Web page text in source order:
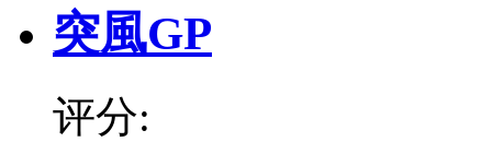
突風GP
评分: